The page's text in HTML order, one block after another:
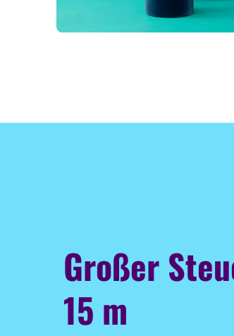
Großer
15 m